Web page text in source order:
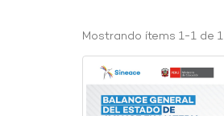
Mostrando ítems 1-1 de 1